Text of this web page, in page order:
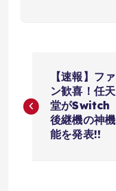
稿
ナ
【速報】ファ
ン歓喜！任天
堂がSwitch
後継機の神機
能を発表!!